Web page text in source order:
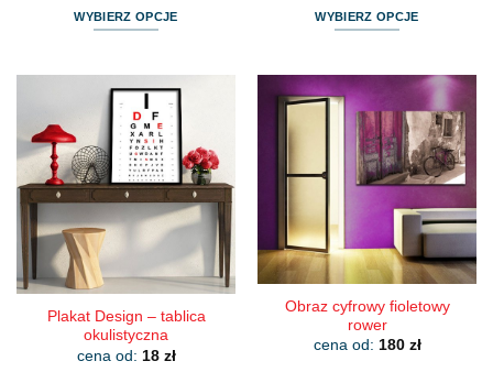
WYBIERZ OPCJE
ma
wiele
wariantów.
Opcje
można
wybrać
na
stronie
produktu
WYBIERZ OPCJE
ma
wiele
wariantów.
Opcje
można
wybrać
stronie
produktu
Plakat Design – tablica
okulistyczna
cena od: 18 zł
Obraz cyfrowy fioletowy
rower
cena od: 180 zł